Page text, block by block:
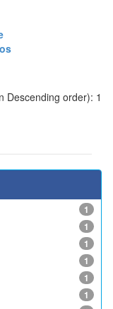
Descending order): 1
1
1
1
1
1
1